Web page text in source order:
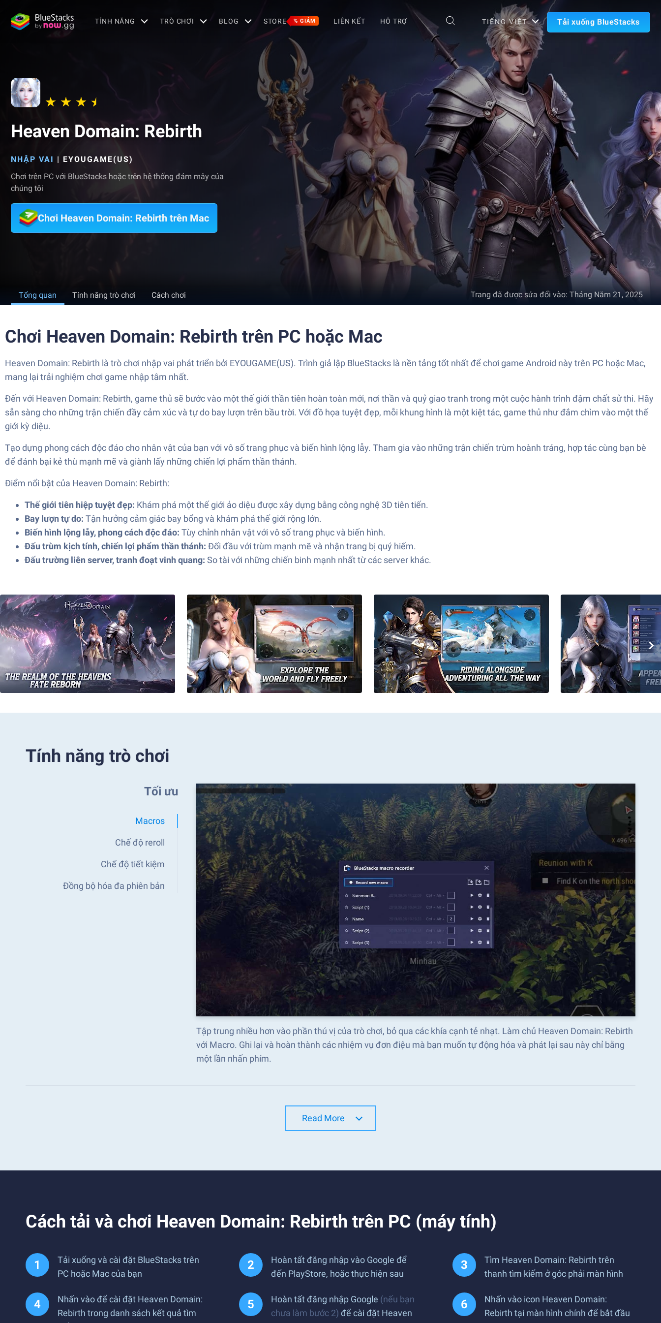
TÍNH NĂNG TRÒ CHƠI BLOG STORE % GIẢM LIÊN KẾT HỖ TRỢ TIẾNG VIỆT Tải xuống BlueStacks
Heaven Domain: Rebirth
NHẬP VAI | EYOUGAME(US)
Chơi trên PC với BlueStacks hoặc trên hệ thống đám mây của
chúng tôi
Chơi Heaven Domain: Rebirth trên Mac
Tổng quan Tính năng trò chơi Cách chơi Trang đã được sửa đổi vào: Tháng Năm 21, 2025
Chơi Heaven Domain: Rebirth trên PC hoặc Mac
Heaven Domain: Rebirth là trò chơi nhập vai phát triển bởi EYOUGAME(US). Trình giả lập BlueStacks là nền tảng tốt nhất để chơi game Android này trên PC hoặc Mac,
mang lại trải nghiệm chơi game nhập tâm nhất.
Đến với Heaven Domain: Rebirth, game thủ sẽ bước vào một thế giới thần tiên hoàn toàn mới, nơi thần và quỷ giao tranh trong một cuộc hành trình đậm chất sử thi. Hãy
sẵn sàng cho những trận chiến đầy cảm xúc và tự do bay lượn trên bầu trời. Với đồ họa tuyệt đẹp, mỗi khung hình là một kiệt tác, game thủ như đắm chìm vào một thế
giới kỳ diệu.
Tạo dựng phong cách độc đáo cho nhân vật của bạn với vô số trang phục và biến hình lộng lẫy. Tham gia vào những trận chiến trùm hoành tráng, hợp tác cùng bạn bè
để đánh bại kẻ thù mạnh mẽ và giành lấy những chiến lợi phẩm thần thánh.
Điểm nổi bật của Heaven Domain: Rebirth:
Thế giới tiên hiệp tuyệt đẹp: Khám phá một thế giới ảo diệu được xây dựng bằng công nghệ 3D tiên tiến.
Bay lượn tự do: Tận hưởng cảm giác bay bổng và khám phá thế giới rộng lớn.
Biến hình lộng lẫy, phong cách độc đáo: Tùy chỉnh nhân vật với vô số trang phục và biến hình.
Đấu trùm kịch tính, chiến lợi phẩm thần thánh: Đối đầu với trùm mạnh mẽ và nhận trang bị quý hiếm.
Đấu trường liên server, tranh đoạt vinh quang: So tài với những chiến binh mạnh nhất từ các server khác.
Tính năng trò chơi
Tối ưu
Macros
Chế độ reroll
Chế độ tiết kiệm
Đồng bộ hóa đa phiên bản
Tập trung nhiều hơn vào phần thú vị của trò chơi, bỏ qua các khía cạnh tẻ nhạt. Làm chủ Heaven Domain: Rebirth
với Macro. Ghi lại và hoàn thành các nhiệm vụ đơn điệu mà bạn muốn tự động hóa và phát lại sau này chỉ bằng
một lần nhấn phím.
Read More
Cách tải và chơi Heaven Domain: Rebirth trên PC (máy tính)
Tải xuống và cài đặt BlueStacks trên
PC hoặc Mac của bạn
Hoàn tất đăng nhập vào Google để
đến PlayStore, hoặc thực hiện sau
Tìm Heaven Domain: Rebirth trên
thanh tìm kiếm ở góc phải màn hình
Nhấn vào để cài đặt Heaven Domain:
Rebirth trong danh sách kết quả tìm
Hoàn tất đăng nhập Google (nếu bạn
chưa làm bước 2) để cài đặt Heaven
Nhấn vào icon Heaven Domain:
Rebirth tại màn hình chính để bắt đầu